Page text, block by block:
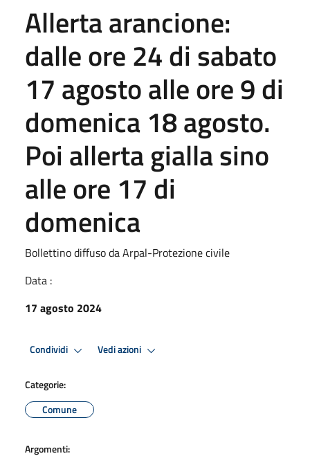
Allerta arancione:
dalle ore 24 di sabato
17 agosto alle ore 9 di
domenica 18 agosto.
Poi allerta gialla sino
alle ore 17 di
domenica
Bollettino diffuso da Arpal-Protezione civile
Data :
17 agosto 2024
Condividi Vedi azioni
Categorie:
Comune
Argomenti: